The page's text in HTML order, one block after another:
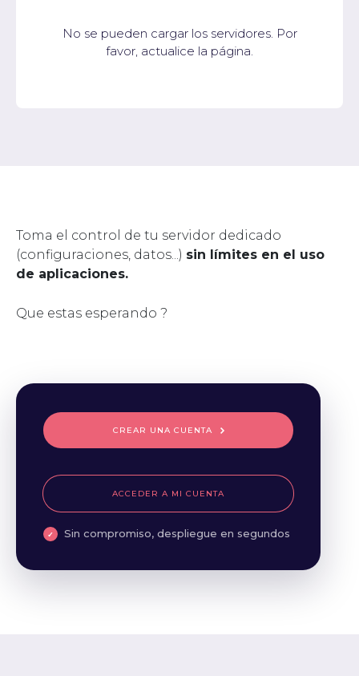
No se pueden cargar los servidores. Por
favor, actualice la página.
Toma el control de tu servidor dedicado
(configuraciones, datos...) sin límites en el uso
de aplicaciones.
Que estas esperando ?
CREAR UNA CUENTA
ACCEDER A MI CUENTA
Sin compromiso, despliegue en segundos